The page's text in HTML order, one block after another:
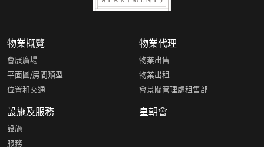
物業概覽
會展廣場
平面圖/房間類型
位置和交通
物業代理
物業出售
物業出租
會景閣管理處租售部
設施及服務
設施
服務
皇朝會